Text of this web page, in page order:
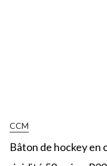
CCM
Bâton de hockey en